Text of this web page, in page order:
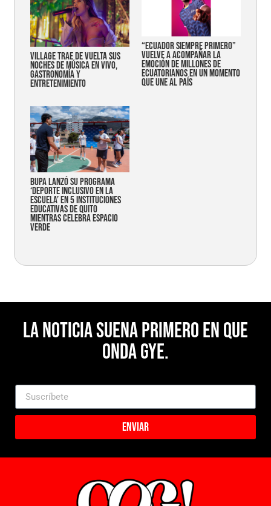
Village trae de vuelta sus
noches de música en vivo,
gastronomía y
entretenimiento
“Ecuador siempre primero”
vuelve a acompañar la
emoción de millones de
ecuatorianos en un momento
que une al país
Bupa lanzó su programa
‘Deporte Inclusivo en la
Escuela’ en 5 instituciones
educativas de Quito
mientras celebra espacio
verde
La noticia suena primero en Que
Onda Gye.
Enviar